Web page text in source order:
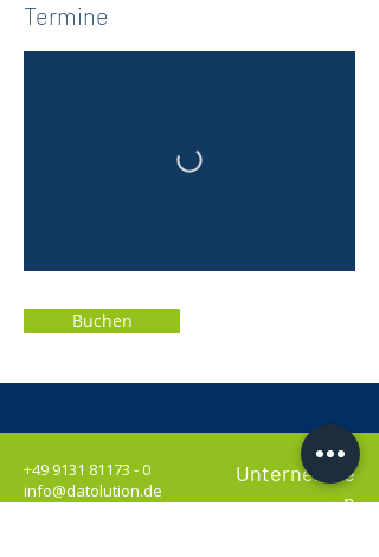
Termine
Buchen
+49 9131 81173 - 0
info@datolution.de
Unternehme
n